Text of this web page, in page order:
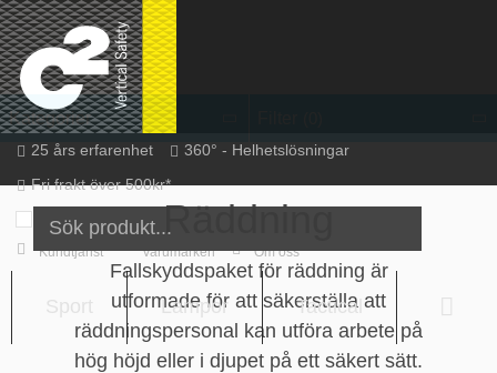
Hoppa
till
innehåll
25 års erfarenhet
360° - Helhetslösningar
Fri frakt över 500kr*
Inkl. moms
SV / SEK
Kundtjänst Varumärken Om oss
Sport Lampor Tactical
Räddning
Fallskyddspaket för räddning är
utformade för att säkerställa att
räddningspersonal kan utföra arbete på
hög höjd eller i djupet på ett säkert sätt.
Kategorier